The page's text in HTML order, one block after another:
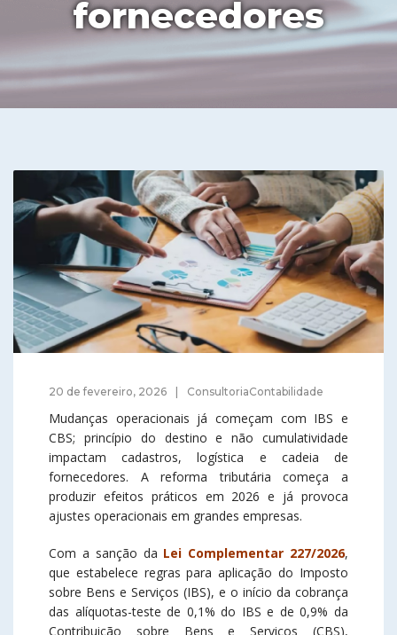
fornecedores
20 de fevereiro, 2026 ConsultoriaContabilidade
Mudanças operacionais já começam com IBS e
CBS; princípio do destino e não cumulatividade
impactam cadastros, logística e cadeia de
fornecedores. A reforma tributária começa a
produzir efeitos práticos em 2026 e já provoca
ajustes operacionais em grandes empresas.
Com a sanção da Lei Complementar 227/2026,
que estabelece regras para aplicação do Imposto
sobre Bens e Serviços (IBS), e o início da cobrança
das alíquotas-teste de 0,1% do IBS e de 0,9% da
Contribuição sobre Bens e Serviços (CBS),